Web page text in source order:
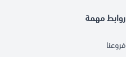
روابط مهمة
فروعنا